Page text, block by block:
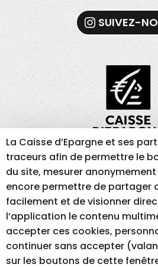
SUIVEZ-
MENTIONS LÉGALES
ACCESSIBILITÉ – NON
RÉALISATION DU SITE
La Caisse d’Epargne et ses
traceurs afin de permettre le
du site, mesurer
encore permettre de partager
facilement et de visionner
l’application le contenu
accepter ces cookies,
continuer sans accepter
sur les boutons de cette